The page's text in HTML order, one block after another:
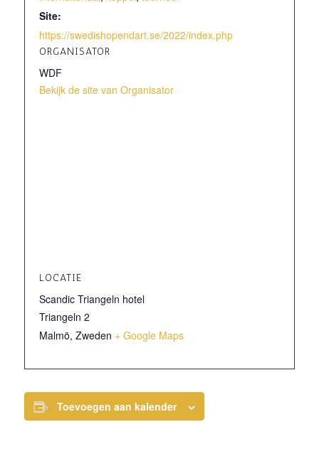
Site:
https://swedishopendart.se/2022/index.php
ORGANISATOR
WDF
Bekijk de site van Organisator
LOCATIE
Scandic Triangeln hotel
Triangeln 2
Malmö, Zweden + Google Maps
Toevoegen aan kalender